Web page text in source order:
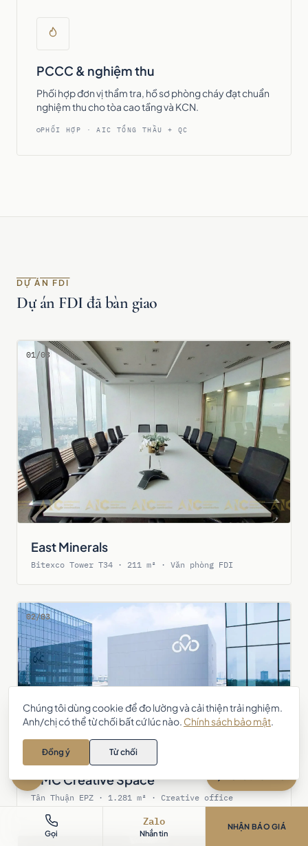
PCCC & nghiệm thu
Phối hợp đơn vị thẩm tra, hồ sơ phòng cháy đạt chuẩn
nghiệm thu cho tòa cao tầng và KCN.
PHỐI HỢP · AIC TỔNG THẦU + QC
DỰ ÁN FDI
Dự án FDI đã bàn giao
01/03
East Minerals
Bitexco Tower T34 · 211 m² · Văn phòng FDI
02/03
CMC Creative Space
Tân Thuận EPZ · 1.281 m² · Creative office
Gọi
Zalo
Nhắn tin
NHẬN BÁO GIÁ
Anh/chị cần tư vấn thiết kế – thi
công nội thất? Chat với AIC 👋
Chúng tôi dùng cookie để đo lường và cải thiện trải nghiệm.
Anh/chị có thể từ chối bất cứ lúc nào. Chính sách bảo mật.
Đồng ý Từ chối